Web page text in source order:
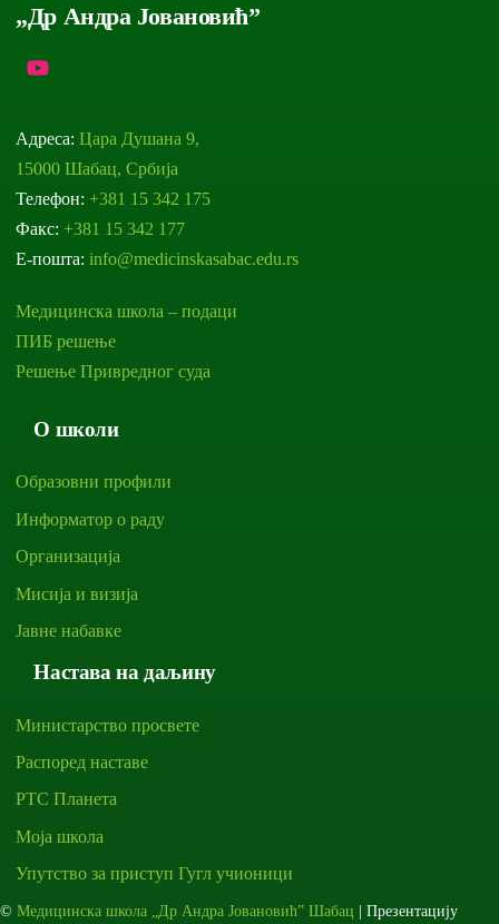
„Др Андра Јовановић”
Адреса:Цара Душана 9,
15000 Шабац, Србија
Телефон: +381 15 342 175
Факс: +381 15 342 177
Е-пошта:info@medicinskasabac.edu.rs
Медицинска школа – подаци
ПИБ решење
Решење Привредног суда
О школи
Образовни профили
Информатор о раду
Организација
Мисија и визија
Јавне набавке
Настава на даљину
Министарство просвете
Распоред наставе
РТС Планета
Моја школа
Упутство за приступ Гугл учионици
© Медицинска школа „Др Андра Јовановић” Шабац | Презентацију